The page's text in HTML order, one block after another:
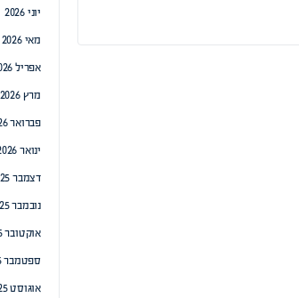
יוני 2026
מאי 2026
אפריל 2026
מרץ 2026
פברואר 2026
ינואר 2026
דצמבר 2025
נובמבר 2025
אוקטובר 2025
ספטמבר 2025
אוגוסט 2025